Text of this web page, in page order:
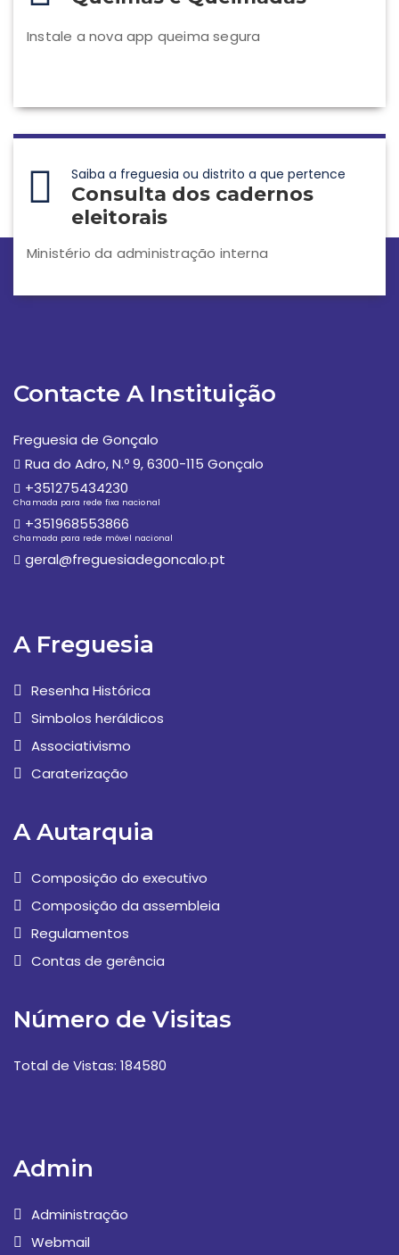
Instale a nova app queima segura
Saiba a freguesia ou distrito a que pertence
Consulta dos cadernos
eleitorais
Ministério da administração interna
Contacte A Instituição
Freguesia de Gonçalo
Rua do Adro, N.º 9, 6300-115 Gonçalo
+351275434230
Chamada para rede fixa nacional
+351968553866
Chamada para rede móvel nacional
geral@freguesiadegoncalo.pt
A Freguesia
Resenha Histórica
Simbolos heráldicos
Associativismo
Caraterização
A Autarquia
Composição do executivo
Composição da assembleia
Regulamentos
Contas de gerência
Número de Visitas
Total de Vistas: 184580
Admin
Administração
Webmail